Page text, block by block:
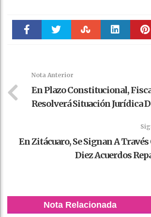
Nota Anterior
En Plazo Constitucional,
Resolverá Situación Jurídica
En Zitácuaro, Se Signan A Través
Diez Acuerdos
Nota Relacionada